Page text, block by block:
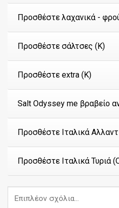
Προσθέστε λαχανικά -
Προσθέστε σάλτσες (Κ)
Προσθέστε extra (Κ)
Salt Odyssey me βραβείο
Προσθέστε Ιταλικά
Προσθέστε Ιταλικά Τυριά